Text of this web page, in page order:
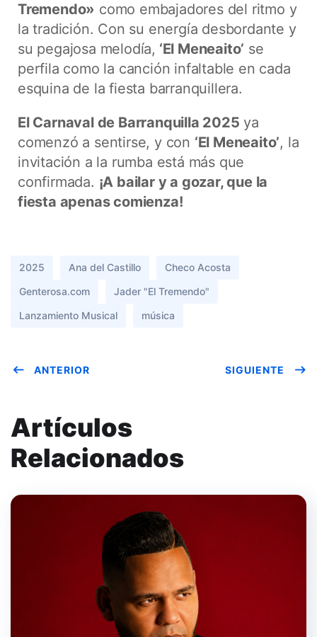
Tremendo» como embajadores del ritmo y
la tradición. Con su energía desbordante y
su pegajosa melodía, ‘El Meneaito’ se
perfila como la canción infaltable en cada
esquina de la fiesta barranquillera.
El Carnaval de Barranquilla 2025 ya
comenzó a sentirse, y con ‘El Meneaito’, la
invitación a la rumba está más que
confirmada. ¡A bailar y a gozar, que la
fiesta apenas comienza!
2025 Ana del Castillo
Checo Acosta
Genterosa.com
Jader "El Tremendo"
Lanzamiento Musical
música
ANTERIOR SIGUIENTE
Artículos
Relacionados